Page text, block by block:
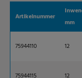
Artikelnummer
mm
75944110 12